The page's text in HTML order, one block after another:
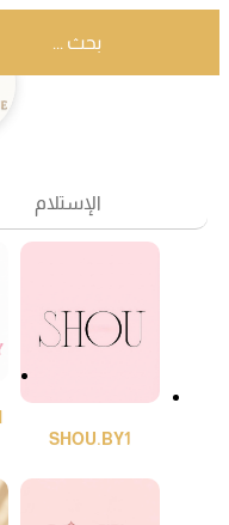
الإستلام
SHOU.BY1